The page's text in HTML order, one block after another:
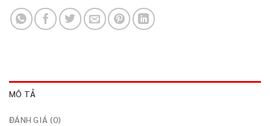
MÔ TẢ
ĐÁNH GIÁ (0)